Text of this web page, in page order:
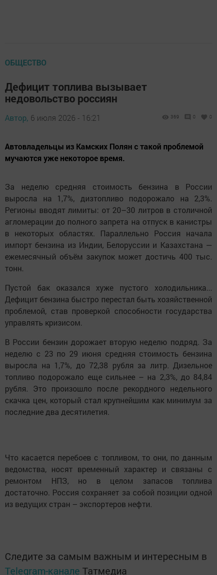
ОБЩЕСТВО
Дефицит топлива вызывает
недовольство россиян
Автор, 6 июля 2026 - 16:21 369 0 0
Автовладельцы из Камских Полян с такой проблемой
мучаются уже некоторое время.
За неделю средняя стоимость бензина в России
выросла на 1,7%, дизтопливо подорожало на 2,3%.
Регионы вводят лимиты: от 20–30 литров в столичной
агломерации до полного запрета на отпуск в канистры
в некоторых областях. Параллельно Россия начала
импорт бензина из Индии, Белоруссии и Казахстана —
ежемесячный объём закупок может достичь 400 тыс.
тонн.
Пустой бак оказался хуже пустого холодильника...
Дефицит бензина быстро перестал быть хозяйственной
проблемой, став проверкой способности государства
управлять кризисом.
В России бензин дорожает вторую неделю подряд. За
неделю с 23 по 29 июня средняя стоимость бензина
выросла на 1,7%, до 72,38 рубля за литр. Дизельное
топливо подорожало еще сильнее – на 2,3%, до 84,84
рубля. Это произошло после рекордного недельного
скачка цен, который стал крупнейшим как минимум за
последние два десятилетия.
Что касается перебоев с топливом, то они, по данным
ведомства, носят временный характер и связаны с
ремонтом НПЗ, но в целом запасов топлива
достаточно. Россия сохраняет за собой позиции одной
из ведущих стран – экспортеров нефти.
Следите за самым важным и интересным в
Telegram-канале Татмедиа